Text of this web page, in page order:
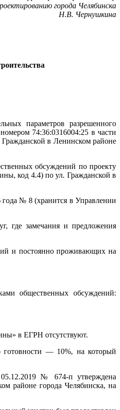
города Челябинска
Н.В. Чернушкина
параметров разрешенного
74:36:0316004:25 в части
в Ленинском районе
обсуждений по проекту
код 4.4) по ул. Гражданской в
года № 8 (хранится в Управлении
где замечания и предложения
и постоянно проживающих на
общественных обсуждений:
в ЕГРН отсутствуют.
готовности — 10%, на который
№ 674-п утверждена
районе города Челябинска, на